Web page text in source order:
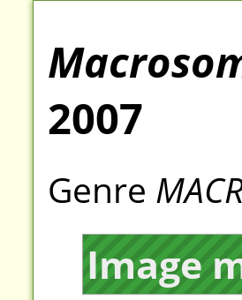
2007
Genre
Image